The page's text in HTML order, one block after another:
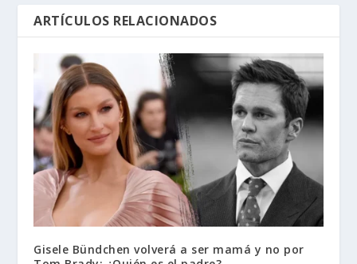
ARTÍCULOS RELACIONADOS
Gisele Bündchen volverá a ser mamá y no por